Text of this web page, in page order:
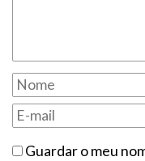
Guardar o meu